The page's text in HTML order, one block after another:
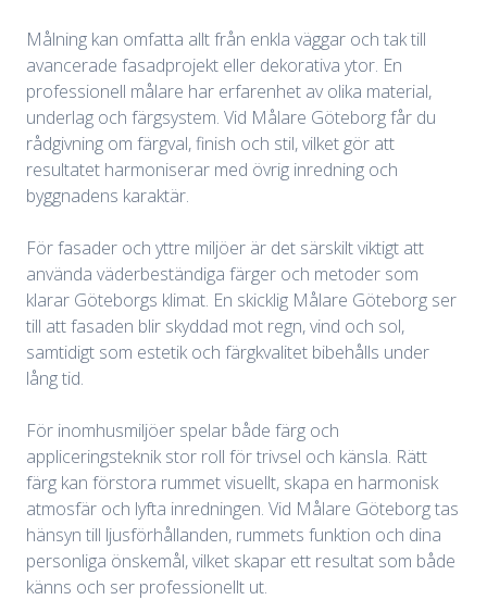
Målning kan omfatta allt från enkla väggar och tak till
avancerade fasadprojekt eller dekorativa ytor. En
professionell målare har erfarenhet av olika material,
underlag och färgsystem. Vid Målare Göteborg får du
rådgivning om färgval, finish och stil, vilket gör att
resultatet harmoniserar med övrig inredning och
byggnadens karaktär.
För fasader och yttre miljöer är det särskilt viktigt att
använda väderbeständiga färger och metoder som
klarar Göteborgs klimat. En skicklig Målare Göteborg ser
till att fasaden blir skyddad mot regn, vind och sol,
samtidigt som estetik och färgkvalitet bibehålls under
lång tid.
För inomhusmiljöer spelar både färg och
appliceringsteknik stor roll för trivsel och känsla. Rätt
färg kan förstora rummet visuellt, skapa en harmonisk
atmosfär och lyfta inredningen. Vid Målare Göteborg tas
hänsyn till ljusförhållanden, rummets funktion och dina
personliga önskemål, vilket skapar ett resultat som både
känns och ser professionellt ut.